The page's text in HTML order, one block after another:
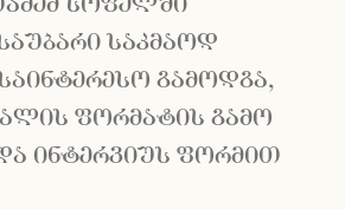
საკმაოდ
გამოდგა,
ფორმატის გამო
ინტერვიუს ფორმით